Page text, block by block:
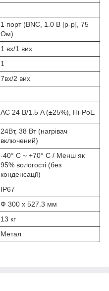
1 порт (BNC, 1.0 В [p-p], 75
Ом)
1 вх/1 вих
1
7вх/2 вих
AC 24 В/1.5 A (±25%), Hi-PoE
24Вт, 38 Вт (нагрівач
включений)
-40° C ~ +70° C / Менш як
95% вологості (без
конденсації)
IP67
Ф 300 x 527.3 мм
13 кг
Метал